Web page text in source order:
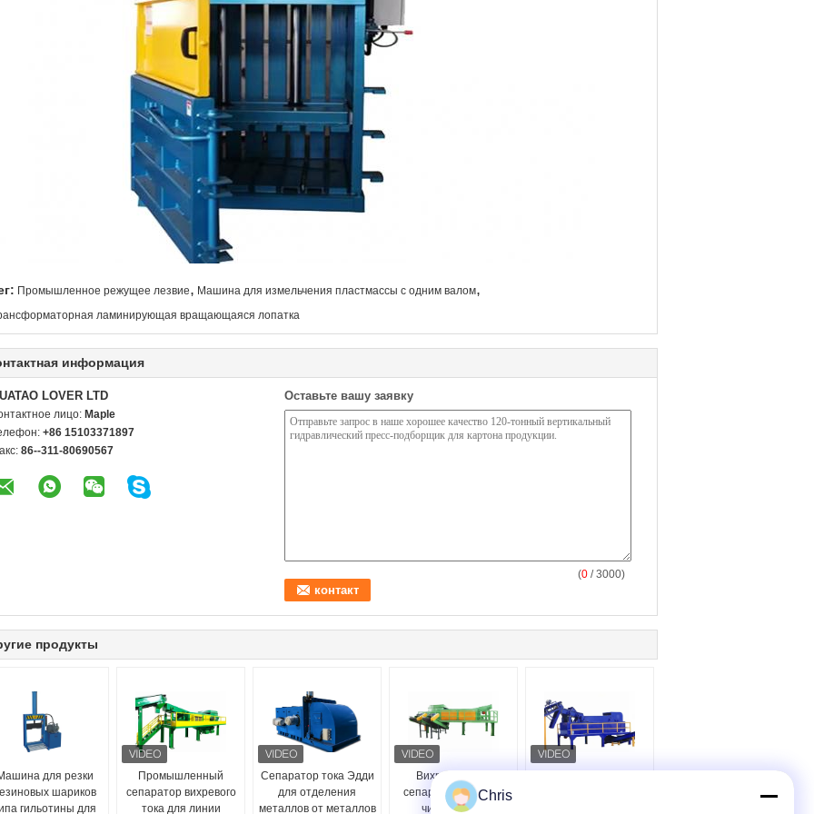
Промышленное режущее лезвие, Машина для измельчения пластмассы с одним валом,
ламинирующая вращающаяся лопатка
информация
LOVER LTD
лицо: Maple
+86 15103371897
86--311-80690567
Оставьте вашу заявку
(0 / 3000)
продукты
для резки
шариков
гильотины для
Промышленный
сепаратор вихревого
тока для линии
Сепаратор тока Эдди
для отделения
металлов от металлов
Вихретоковый
сепаратор высокой
чистоты для
Chris